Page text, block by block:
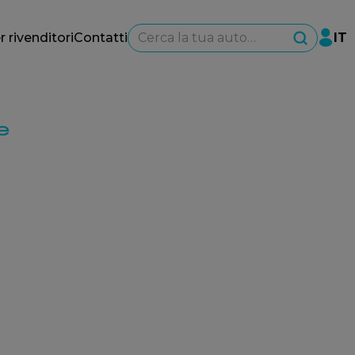
rivenditoriContatti Cerca la tua auto… IT